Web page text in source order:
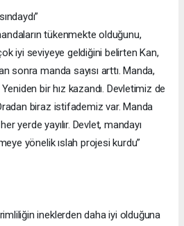
tükenmekte olduğunu,
iyi seviyeye geldiğini belirten Kan,
sonra manda sayısı arttı. Manda,
bir hız kazandı. Devletimiz de
biraz istifademiz var. Manda
yerde yayılır. Devlet, mandayı
yönelik ıslah projesi kurdu”
ineklerden daha iyi olduğuna